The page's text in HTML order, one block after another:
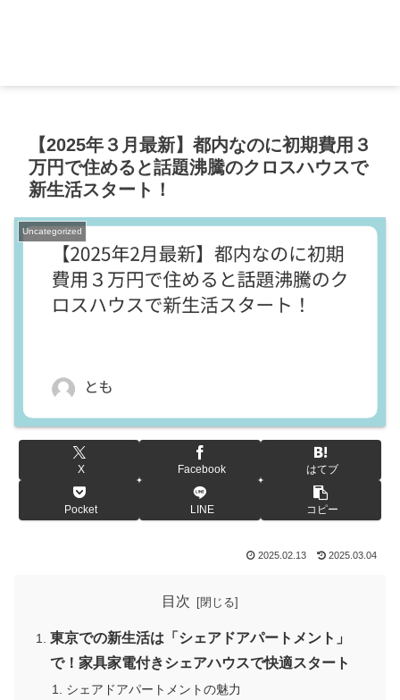
【2025年３月最新】都内なのに初期費用３
万円で住めると話題沸騰のクロスハウスで
新生活スタート！
Uncategorized
X Facebook はてブ
Pocket LINE コピー
2025.02.13 2025.03.04
目次
東京での新生活は「シェアドアパートメント」
で！家具家電付きシェアハウスで快適スタート
シェアドアパートメントの魅力